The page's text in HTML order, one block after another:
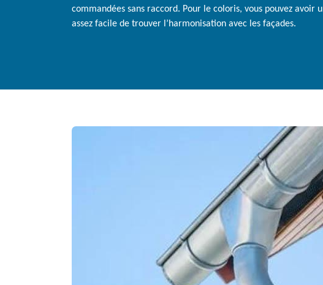
commandées sans raccord. Pour le coloris, vous pouvez avoir
assez facile de trouver l’harmonisation avec les façades.